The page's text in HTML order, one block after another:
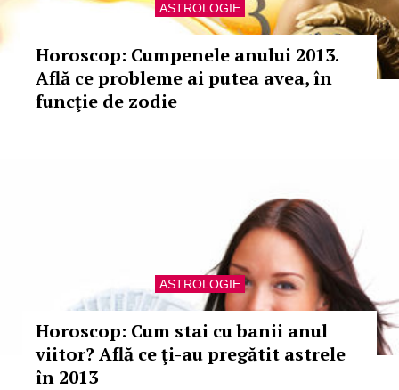
ASTROLOGIE
Horoscop: Cumpenele anului 2013.
Află ce probleme ai putea avea, în
funcţie de zodie
ASTROLOGIE
Horoscop: Cum stai cu banii anul
viitor? Află ce ţi-au pregătit astrele
în 2013